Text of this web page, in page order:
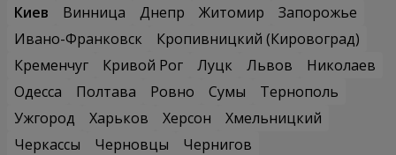
Киев
Винница Днепр Житомир
Запорожье
Ивано-Франковск
Кропивницкий (Кировоград)
Кременчуг
Кривой Рог Луцк Львов
Николаев
Одесса
Полтава Ровно Сумы
Тернополь
Ужгород
Харьков Херсон
Хмельницкий
Черкассы
Черновцы
Чернигов